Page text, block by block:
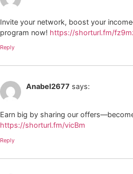
Invite your network, boost your
program now! https://shorturl.fm/
Reply
Anabel2677 says:
Earn big by sharing our
https://shorturl.fm/vicBm
Reply